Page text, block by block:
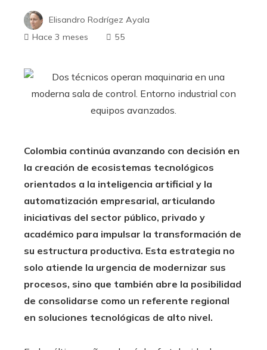
Elisandro Rodrígez Ayala
Hace 3 meses
55
Colombia continúa avanzando con decisión en
la creación de ecosistemas tecnológicos
orientados a la inteligencia artificial y la
automatización empresarial, articulando
iniciativas del sector público, privado y
académico para impulsar la transformación de
su estructura productiva. Esta estrategia no
solo atiende la urgencia de modernizar sus
procesos, sino que también abre la posibilidad
de consolidarse como un referente regional
en soluciones tecnológicas de alto nivel.